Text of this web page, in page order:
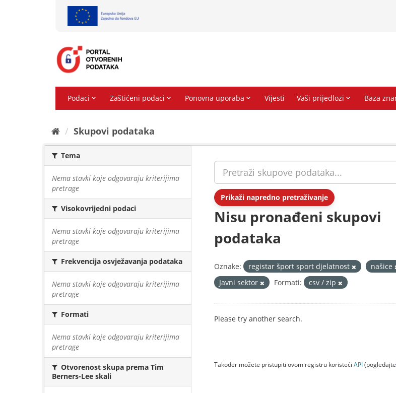
Skupovi podаtаkа
Tema
Nema stavki koje odgovaraju kriterijima
pretrage
Visokovrijedni podaci
Nema stavki koje odgovaraju kriterijima
pretrage
Frekvencija osvježavanja podataka
Nema stavki koje odgovaraju kriterijima
pretrage
Formati
Nema stavki koje odgovaraju kriterijima
pretrage
Otvorenost skupa prema Tim
Berners-Lee skali
Prikaži napredno pretraživanje
Nisu pronađeni skupovi
podataka
Oznake: registar šport sport djelatnost našice
Javni sektor
Formati: csv / zip
Please try another search.
Također možete pristupiti ovom registru koristeći API(pogledajte